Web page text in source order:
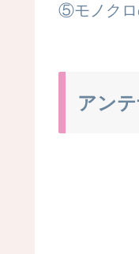
⑤モノクロ
アン